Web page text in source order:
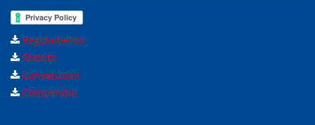
Regolamento
Statuto
Convenzioni
Compendio